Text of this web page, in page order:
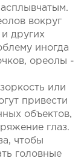
вокруг
других
иногда
ореолы -
или
привести
объектов,
глаз.
чтобы
головные